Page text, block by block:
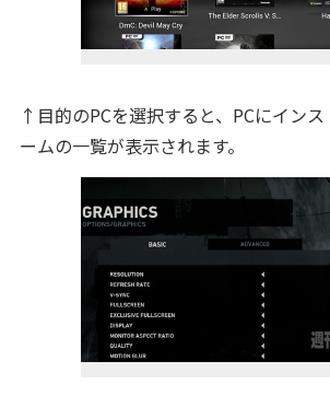
↑目的のPCを選択すると、PCにイン
ームの一覧が表示されます。